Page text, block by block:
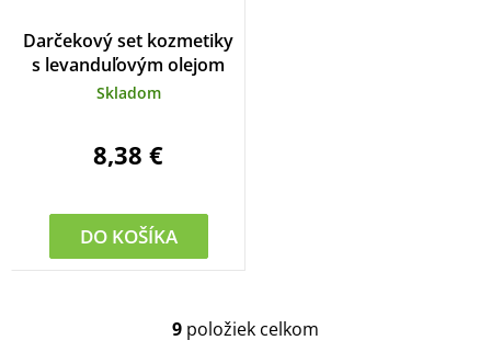
Darčekový set kozmetiky
s levanduľovým olejom
Skladom
8,38 €
DO KOŠÍKA
O
9 položiek celkom